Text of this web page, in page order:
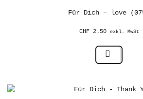
Für Dich – love
CHF2.50 exkl. MwSt